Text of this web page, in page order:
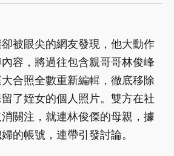
被眼尖的網友發現，他大動作
容，將過往包含親哥哥林俊峰
合照全數重新編輯，徹底移除
了姪女的個人照片。雙方在社
關注，就連林俊傑的母親，據
的帳號，連帶引發討論。